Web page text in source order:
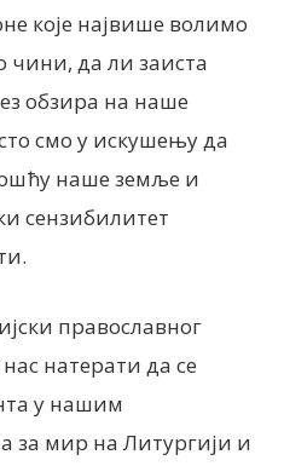
које највише волимо
чини, да ли заиста
обзира на наше
смо у искушењу да
наше земље и
сензибилитет
православног
натерати да се
у нашим
за мир на Литургији и